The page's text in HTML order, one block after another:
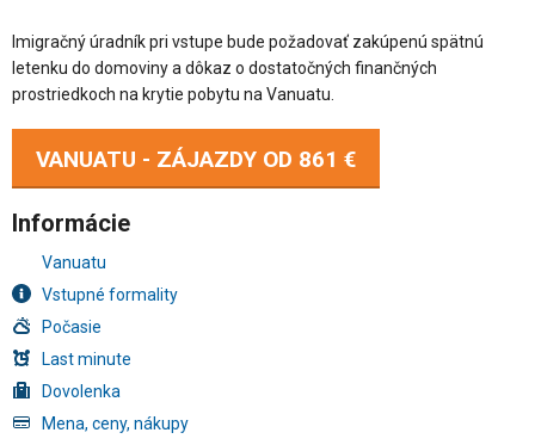
Imigračný úradník pri vstupe bude požadovať zakúpenú spätnú
letenku do domoviny a dôkaz o dostatočných finančných
prostriedkoch na krytie pobytu na Vanuatu.
VANUATU - ZÁJAZDY OD 861 €
Informácie
Vanuatu
Vstupné formality
Počasie
Last minute
Dovolenka
Mena, ceny, nákupy